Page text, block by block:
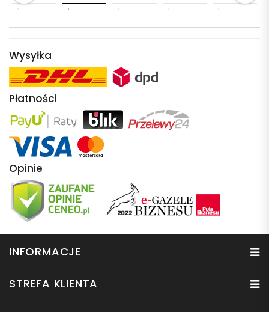
Wysyłka
Płatności
Opinie
INFORMACJE
STREFA KLIENTA